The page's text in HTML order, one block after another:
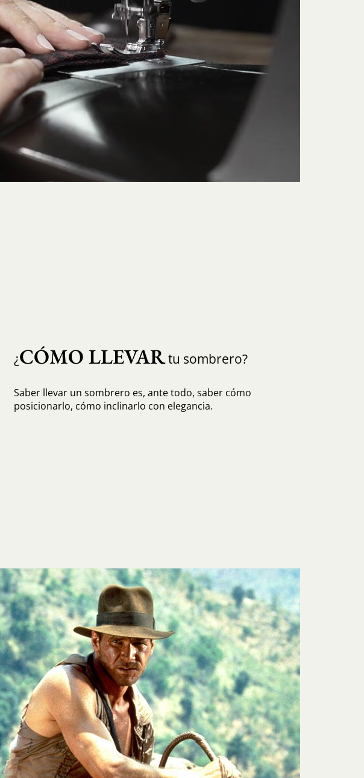
¿CÓMO LLEVARtu sombrero?
Saber llevar un sombrero es, ante todo, saber cómo
posicionarlo, cómo inclinarlo con elegancia.